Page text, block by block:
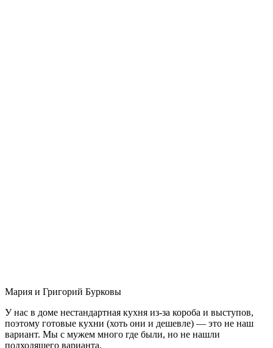
Мария и Григорий Бурковы
У нас в доме нестандартная кухня из-за короба и выступов,
поэтому готовые кухни (хоть они и дешевле) — это не наш
вариант. Мы с мужем много где были, но не нашли
подходящего варианта.